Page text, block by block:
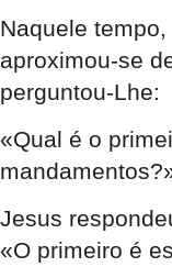
Naquele tempo,
aproximou-se
perguntou-Lhe:
«Qual é o
Jesus
«O primeiro é